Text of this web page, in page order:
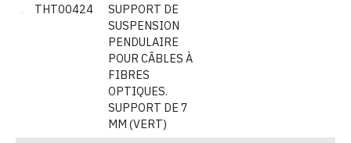
THT00424
SUPPORT DE
SUSPENSION
PENDULAIRE
POUR CÂBLES À
FIBRES
OPTIQUES.
SUPPORT DE 7
MM (VERT)